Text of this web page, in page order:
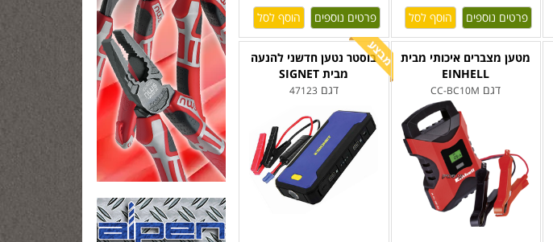
פרטים נוספים פרטים נוספים
בוסטר נטען חדשני להנעה
מבית SIGNET
דגם 47123
מטען מצברים איכותי מבית
EINHELL
דגם CC-BC10M